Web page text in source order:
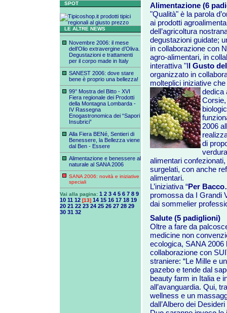
SPOT
LE ALTRE NEWS
Novembre 2006: il mese
dell’Olio extravergine d’Oliva.
Degustazioni e trattamenti
per il corpo made in Italy
SANEST 2006: dove stare
bene è proprio una bellezza!
99° Mostra del Bitto - XVI
Fiera regionale dei Prodotti
della Montagna Lombarda -
IV Rassegna
Enogastronomica dei “Sapori
Insubrici”
Alla Fiera BENé, Sentieri di
Benessere, la Bellezza viene
dal Ben - Essere
Alimentazione e benessere al
naturale al SANA 2006
SANA 2006: novità e iniziative
speciali
Vai alla pagina: 1 2 3 4 5 6 7 8 9
10 11 12 [13] 14 15 16 17 18 19
20 21 22 23 24 25 26 27 28 29
30 31 32
Alimentazione (6
"Qualità" è la parola
ai prodotti
dell’agricoltura
degustazioni guidate;
in collaborazione con
agro-alimentari, in
interattiva "Il Gusto
organizzato in
molteplici iniziative
dedica
2006
di
alimentari
surgelati, con anche
alimentari.
L’iniziativa “Per
promossa da I Grandi
dai sommelier
Salute (5 padiglioni)
Oltre a fare da
medicine non
ecologica, SANA 2006
collaborazione con
straniere: “Le Mille e
gazebo e tende dal
beauty farm in Italia e
all’avanguardia. Qui,
wellness e un
dall’Albero dei